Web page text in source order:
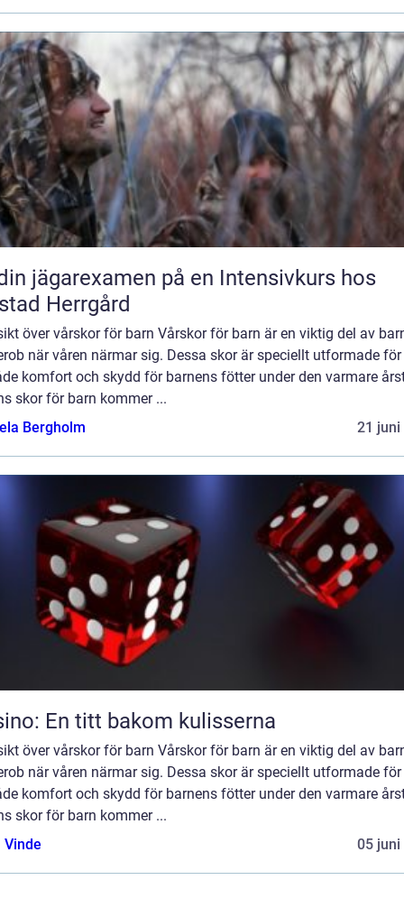
jägarexamen på en Intensivkurs hos
Herrgård
över vårskor för barn Vårskor för barn är en viktig del av
när våren närmar sig. Dessa skor är speciellt utformade
komfort och skydd för barnens fötter under den varmare
skor för barn kommer ...
Bergholm
21 juni
En titt bakom kulisserna
över vårskor för barn Vårskor för barn är en viktig del av
när våren närmar sig. Dessa skor är speciellt utformade
komfort och skydd för barnens fötter under den varmare
skor för barn kommer ...
Vinde
05 juni